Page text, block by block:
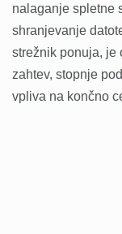
nalaganje spletne
shranjevanje
strežnik ponuja, je
zahtev, stopnje
vpliva na končno